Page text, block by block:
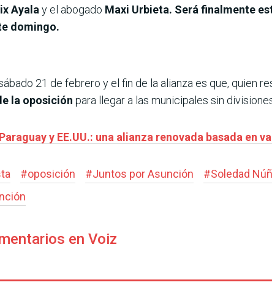
Ayalay el abogado Maxi Urbieta. Será finalmente
domingo.
21 de febrero y el fin de la alianza es que, quien
la oposición para llegar a las municipales sin
y EE.UU.: una alianza renovada basada
#oposición #Juntos por Asunción #Soledad
en Voiz